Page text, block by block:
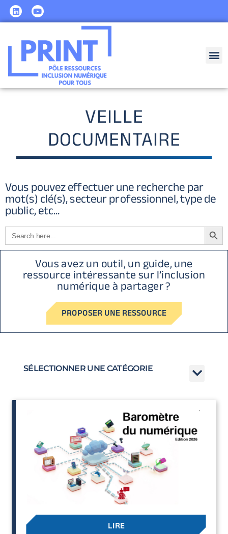
VEILLE
DOCUMENTAIRE
Vous pouvez effectuer une recherche par
mot(s) clé(s), secteur professionnel, type de
public, etc...
Search
for:
SEARCH
Vous avez un outil, un guide, une
ressource intéressante sur l’inclusion
numérique à partager ?
PROPOSER UNE RESSOURCE
SÉLECTIONNER UNE CATÉGORIE
LIRE